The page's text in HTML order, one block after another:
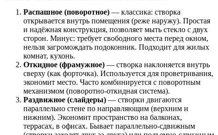
Распашное (поворотное) — классика: створка
открывается внутрь помещения (реже наружу). Простая
и надёжная конструкция, позволяет мыть стекло с двух
сторон. Минус: требует свободного места перед окном,
нельзя загромождать подоконник. Подходит для жилых
комнат, кухонь.
Откидное (фрамужное) — створка наклоняется внутрь
сверху (как форточка). Используется для проветривания,
экономит место. Часто комбинируется с поворотным
механизмом (поворотно-откидная система).
Раздвижное (слайдеры) — створки двигаются
параллельно стене по направляющим (верхним и
нижним). Экономит пространство на балконах,
террасах, в офисах. Бывает параллельно-сдвижным